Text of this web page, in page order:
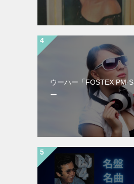
ウーハー「FOSTEX PM-
ー